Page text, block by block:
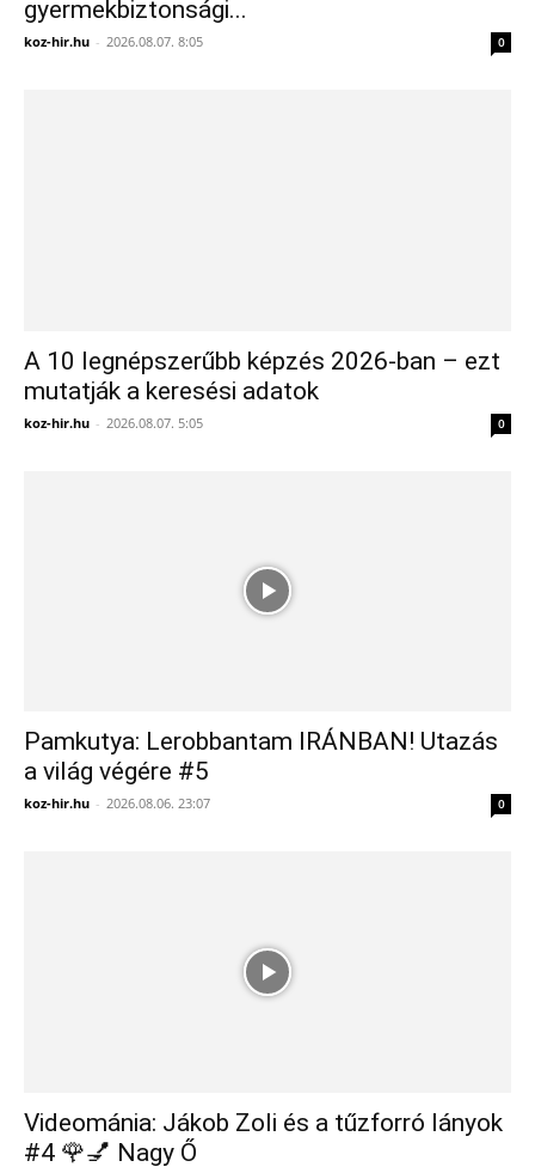
gyermekbiztonsági...
koz-hir.hu - 2026.08.07. 8:05 0
A 10 legnépszerűbb képzés 2026-ban – ezt
mutatják a keresési adatok
koz-hir.hu - 2026.08.07. 5:05 0
Pamkutya: Lerobbantam IRÁNBAN! Utazás
a világ végére #5
koz-hir.hu - 2026.08.06. 23:07 0
Videománia: Jákob Zoli és a tűzforró lányok
#4 🌹💅 Nagy Ő